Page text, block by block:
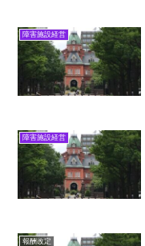
障害施設経営
障害施設経営
報酬改定